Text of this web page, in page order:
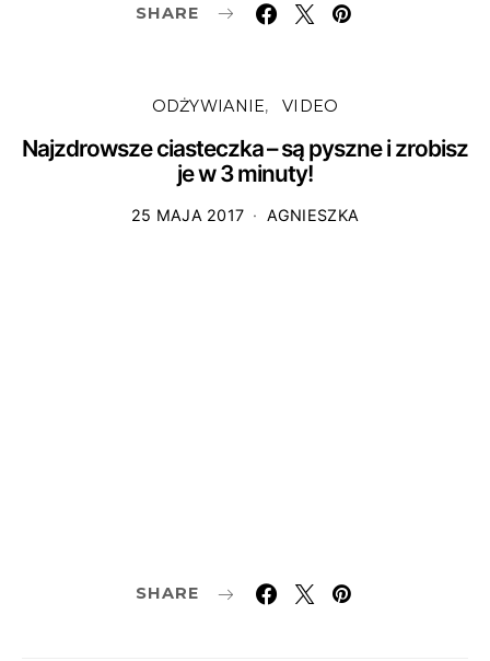
SHARE
ODŻYWIANIE VIDEO
Najzdrowsze ciasteczka – są pyszne i zrobisz
je w 3 minuty!
25 MAJA 2017 AGNIESZKA
SHARE